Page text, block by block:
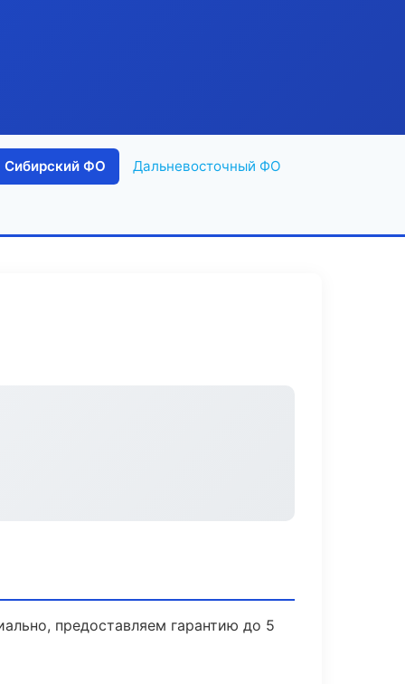
Сибирский ФО Дальневосточный ФО
предоставляем гарантию до 5